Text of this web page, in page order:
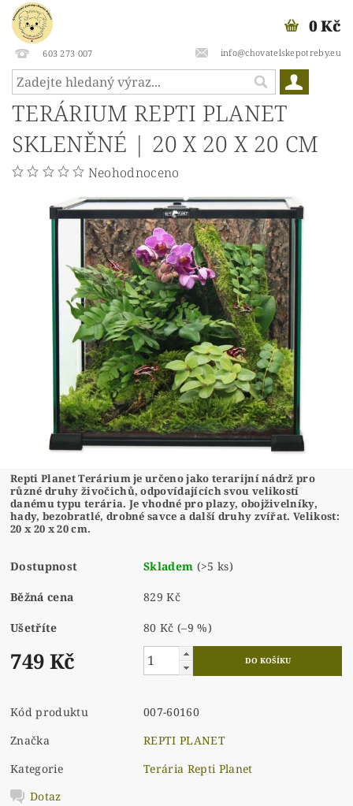
603 273 007 info@chovatelskepotreby.eu
0 Kč
TERÁRIUM REPTI PLANET
SKLENĚNÉ | 20 X 20 X 20 CM
Neohodnoceno
Repti Planet Terárium je určeno jako terarijní nádrž pro
různé druhy živočichů, odpovídajících svou velikostí
danému typu terária. Je vhodné pro plazy, obojživelníky,
hady, bezobratlé, drobné savce a další druhy zvířat. Velikost:
20 x 20 x 20 cm.
Dostupnost Skladem (>5 ks)
Běžná cena 829 Kč
Ušetříte 80 Kč(–9 %)
749 Kč
Kód produktu
007-60160
Značka
REPTI PLANET
Kategorie
Terária Repti Planet
Dotaz